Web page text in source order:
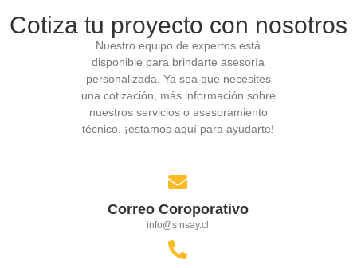
Cotiza tu proyecto con nosotros
Nuestro equipo de expertos está
disponible para brindarte asesoría
personalizada. Ya sea que necesites
una cotización, más información sobre
nuestros servicios o asesoramiento
técnico, ¡estamos aquí para ayudarte!
Correo Coroporativo
info@sinsay.cl